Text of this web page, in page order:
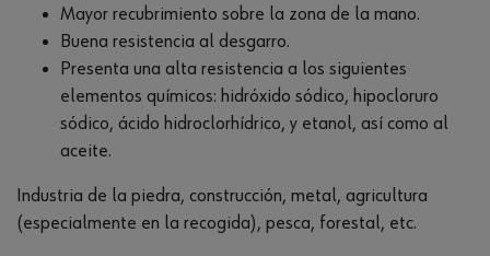
Mayor recubrimiento sobre la zona de la mano.
Buena resistencia al desgarro.
Presenta una alta resistencia a los siguientes
elementos químicos: hidróxido sódico, hipocloruro
sódico, ácido hidroclorhídrico, y etanol, así como al
aceite.
Industria de la piedra, construcción, metal, agricultura
(especialmente en la recogida), pesca, forestal, etc.